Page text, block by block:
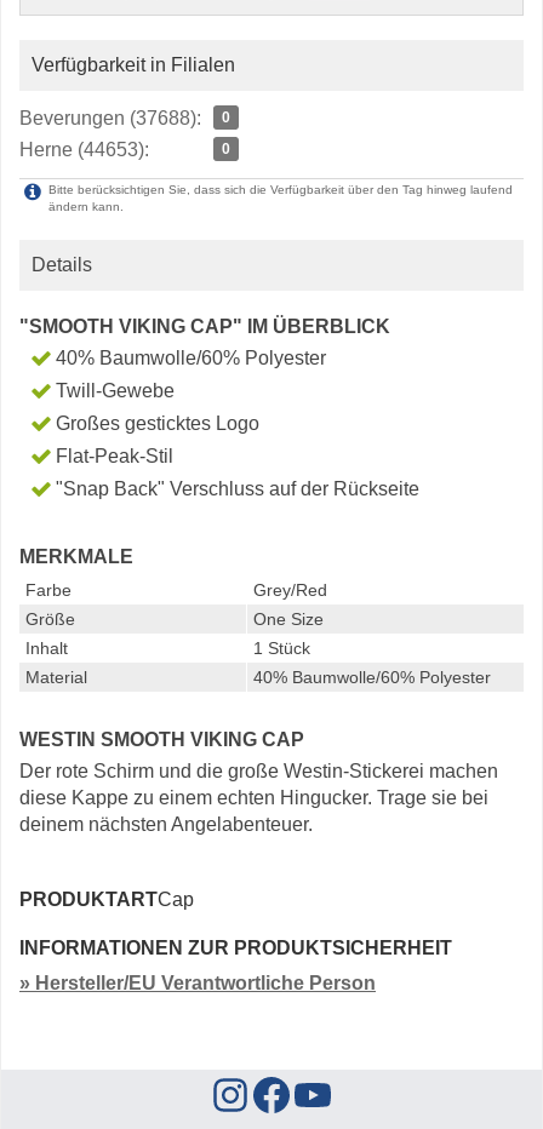
Verfügbarkeit in Filialen
Beverungen (37688): 0
Herne (44653): 0
Bitte berücksichtigen Sie, dass sich die Verfügbarkeit über den Tag hinweg laufend
ändern kann.
Details
"SMOOTH VIKING CAP" IM ÜBERBLICK
40% Baumwolle/60% Polyester
Twill-Gewebe
Großes gesticktes Logo
Flat-Peak-Stil
"Snap Back" Verschluss auf der Rückseite
MERKMALE
Farbe
Grey/Red
Größe
One Size
Inhalt
1 Stück
Material
40% Baumwolle/60% Polyester
WESTIN SMOOTH VIKING CAP
Der rote Schirm und die große Westin-Stickerei machen
diese Kappe zu einem echten Hingucker. Trage sie bei
deinem nächsten Angelabenteuer.
PRODUKTARTCap
INFORMATIONEN ZUR PRODUKTSICHERHEIT
» Hersteller/EU Verantwortliche Person